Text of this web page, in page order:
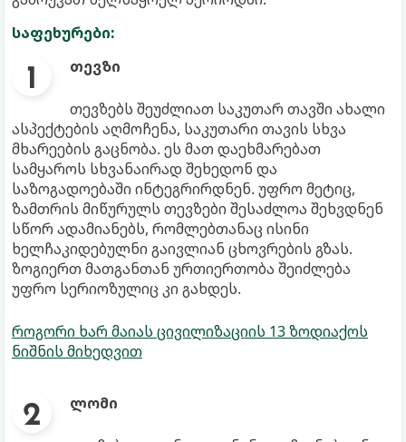
საფეხურები:
თევზი
თევზებს შეუძლიათ საკუთარ თავში ახალი
ასპექტების აღმოჩენა, საკუთარი თავის სხვა
მხარეების გაცნობა. ეს მათ დაეხმარებათ
სამყაროს სხვანაირად შეხედონ და
საზოგადოებაში ინტეგრირდნენ. უფრო მეტიც,
ზამთრის მიწურულს თევზები შესაძლოა შეხვდნენ
სწორ ადამიანებს, რომლებთანაც ისინი
ხელჩაკიდებულნი გაივლიან ცხოვრების გზას.
ზოგიერთ მათგანთან ურთიერთობა შეიძლება
უფრო სერიოზულიც კი გახდეს.
როგორი ხარ მაიას ცივილიზაციის 13 ზოდიაქოს
ნიშნის მიხედვით
ლომი